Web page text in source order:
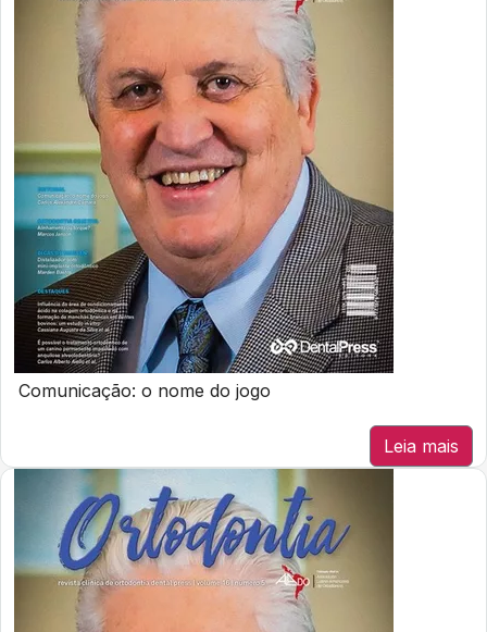
Comunicação: o nome do jogo
Leia mais